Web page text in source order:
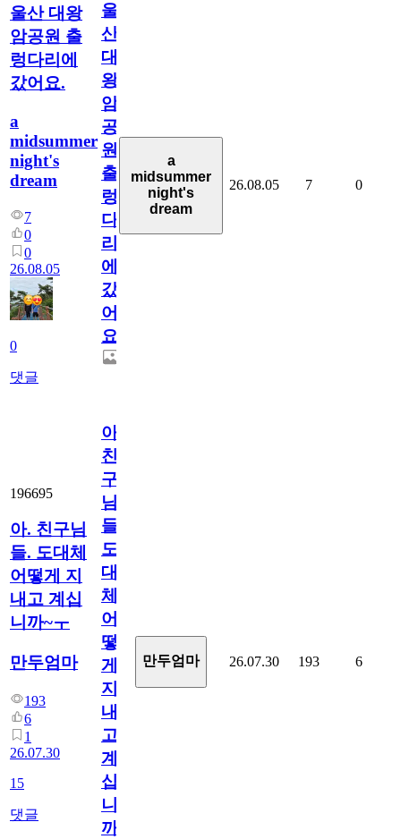
울산 대왕
암공원 출
렁다리에
갔어요.
a
midsummer
night's
dream
7
0
0
26.08.05
0
댓글
울
산
대
왕
암
공
원
출
렁
다
리
에
갔
어
요.
a
midsummer
night's
dream
26.08.05 7 0
196695
아. 친구님
들. 도대체
어떻게 지
내고 계십
니까~ㅜ
만두엄마
193
6
1
26.07.30
15
댓글
아.
친
구
님
들.
도
대
체
어
떻
게
지
내
고
계
십
니
까
만두엄마 26.07.30 193 6